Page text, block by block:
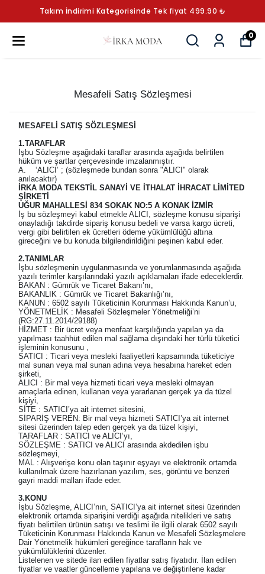
Takım İndirimi Kategorisinde Tek fiyat 499.90 ₺
0
Mesafeli Satış Sözleşmesi
MESAFELİ SATIŞ SÖZLEŞMESİ
1.TARAFLAR
İşbu Sözleşme aşağıdaki taraflar arasında aşağıda belirtilen
hüküm ve şartlar çerçevesinde imzalanmıştır.
A. ‘ALICI’ ; (sözleşmede bundan sonra "ALICI" olarak
anılacaktır)
İRKA MODA TEKSTİL SANAYİ VE İTHALAT İHRACAT LİMİTED
ŞİRKETİ
UĞUR MAHALLESİ 834 SOKAK NO:5 A KONAK İZMİR
İş bu sözleşmeyi kabul etmekle ALICI, sözleşme konusu siparişi
onayladığı takdirde sipariş konusu bedeli ve varsa kargo ücreti,
vergi gibi belirtilen ek ücretleri ödeme yükümlülüğü altına
gireceğini ve bu konuda bilgilendirildiğini peşinen kabul eder.
2.TANIMLAR
İşbu sözleşmenin uygulanmasında ve yorumlanmasında aşağıda
yazılı terimler karşılarındaki yazılı açıklamaları ifade edeceklerdir.
BAKAN : Gümrük ve Ticaret Bakanı’nı,
BAKANLIK : Gümrük ve Ticaret Bakanlığı’nı,
KANUN : 6502 sayılı Tüketicinin Korunması Hakkında Kanun’u,
YÖNETMELİK : Mesafeli Sözleşmeler Yönetmeliği’ni
(RG:27.11.2014/29188)
HİZMET : Bir ücret veya menfaat karşılığında yapılan ya da
yapılması taahhüt edilen mal sağlama dışındaki her türlü tüketici
işleminin konusunu ,
SATICI : Ticari veya mesleki faaliyetleri kapsamında tüketiciye
mal sunan veya mal sunan adına veya hesabına hareket eden
şirketi,
ALICI : Bir mal veya hizmeti ticari veya mesleki olmayan
amaçlarla edinen, kullanan veya yararlanan gerçek ya da tüzel
kişiyi,
SİTE : SATICI’ya ait internet sitesini,
SİPARİŞ VEREN: Bir mal veya hizmeti SATICI’ya ait internet
sitesi üzerinden talep eden gerçek ya da tüzel kişiyi,
TARAFLAR : SATICI ve ALICI’yı,
SÖZLEŞME : SATICI ve ALICI arasında akdedilen işbu
sözleşmeyi,
MAL : Alışverişe konu olan taşınır eşyayı ve elektronik ortamda
kullanılmak üzere hazırlanan yazılım, ses, görüntü ve benzeri
gayri maddi malları ifade eder.
3.KONU
İşbu Sözleşme, ALICI’nın, SATICI’ya ait internet sitesi üzerinden
elektronik ortamda siparişini verdiği aşağıda nitelikleri ve satış
fiyatı belirtilen ürünün satışı ve teslimi ile ilgili olarak 6502 sayılı
Tüketicinin Korunması Hakkında Kanun ve Mesafeli Sözleşmelere
Dair Yönetmelik hükümleri gereğince tarafların hak ve
yükümlülüklerini düzenler.
Listelenen ve sitede ilan edilen fiyatlar satış fiyatıdır. İlan edilen
fiyatlar ve vaatler güncelleme yapılana ve değiştirilene kadar